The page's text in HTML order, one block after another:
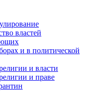
властей
и в политической
и власти
и праве